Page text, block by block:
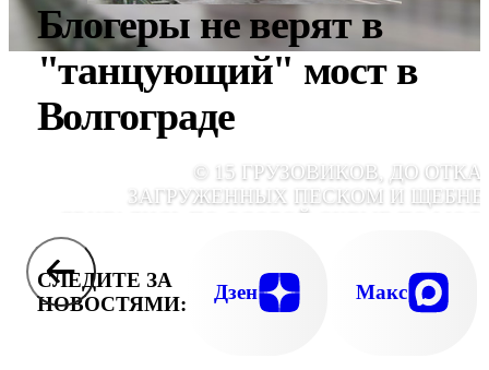
Блогеры не верят в
"танцующий" мост в
Волгограде
© 15 ГРУЗОВИКОВ, ДО
ЗАГРУЖЕННЫХ ПЕСКОМ И
ДВИГАЛИСЬ ПО ОСОБОЙ СХЕМЕ ПО
СЛЕДИТЕ ЗА
НОВОСТЯМИ:
Дзен Макс